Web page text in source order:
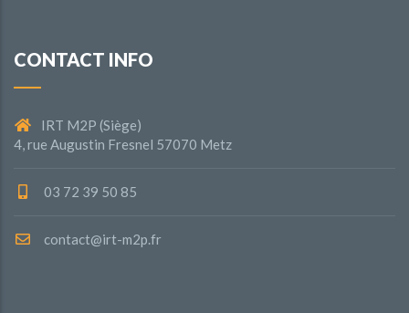
CONTACT INFO
IRT M2P (Siège)
4, rue Augustin Fresnel 57070 Metz
03 72 39 50 85
contact@irt-m2p.fr